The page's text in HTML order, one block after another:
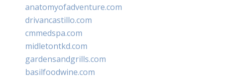
anatomyofadventure.com
drivancastillo.com
cmmedspa.com
midletontkd.com
gardensandgrills.com
basilfoodwine.com